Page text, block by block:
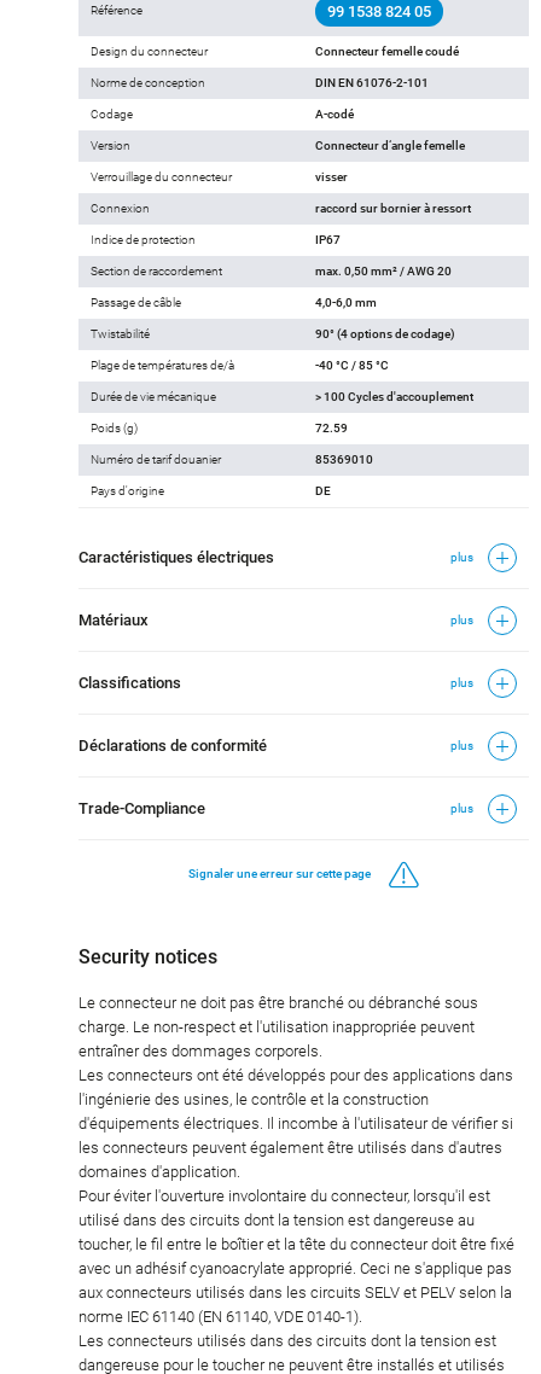
Référence 99 1538 824 05
Design du connecteur Connecteur femelle coudé
Norme de conception DIN EN 61076-2-101
Codage A-codé
Version Connecteur d‘angle femelle
Verrouillage du connecteur visser
Connexion raccord sur bornier à ressort
Indice de protection IP67
Section de raccordement max. 0,50 mm² / AWG 20
Passage de câble 4,0-6,0 mm
Twistabilité 90° (4 options de codage)
Plage de températures de/à -40 °C / 85 °C
Durée de vie mécanique > 100 Cycles d'accouplement
Poids (g) 72.59
Numéro de tarif douanier 85369010
Pays d'origine DE
Caractéristiques électriques plus
Matériaux plus
Classifications plus
Déclarations de conformité plus
Trade-Compliance plus
Signaler une erreur sur cette page
Security notices
Le connecteur ne doit pas être branché ou débranché sous
charge. Le non-respect et l'utilisation inappropriée peuvent
entraîner des dommages corporels.
Les connecteurs ont été développés pour des applications dans
l'ingénierie des usines, le contrôle et la construction
d'équipements électriques. Il incombe à l'utilisateur de vérifier si
les connecteurs peuvent également être utilisés dans d'autres
domaines d'application.
Pour éviter l'ouverture involontaire du connecteur, lorsqu'il est
utilisé dans des circuits dont la tension est dangereuse au
toucher, le fil entre le boîtier et la tête du connecteur doit être fixé
avec un adhésif cyanoacrylate approprié. Ceci ne s'applique pas
aux connecteurs utilisés dans les circuits SELV et PELV selon la
norme IEC 61140 (EN 61140, VDE 0140-1).
Les connecteurs utilisés dans des circuits dont la tension est
dangereuse pour le toucher ne peuvent être installés et utilisés